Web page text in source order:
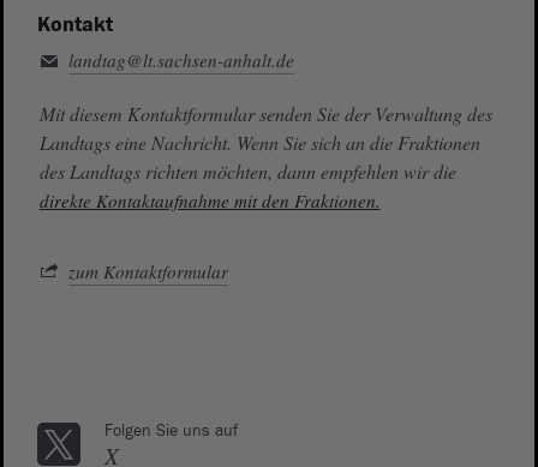
Kontakt
landtag@lt.sachsen-anhalt.de
Mit diesem Kontaktformular senden Sie der Verwaltung des
Landtags eine Nachricht. Wenn Sie sich an die Fraktionen
des Landtags richten möchten, dann empfehlen wir die
direkte Kontaktaufnahme mit den Fraktionen.
zum Kontaktformular
Folgen Sie uns auf
X